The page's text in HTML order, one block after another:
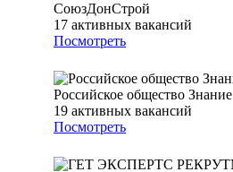
СоюзДонСтрой
17 активных вакансий
Посмотреть
Российское общество Знание
19 активных вакансий
Посмотреть